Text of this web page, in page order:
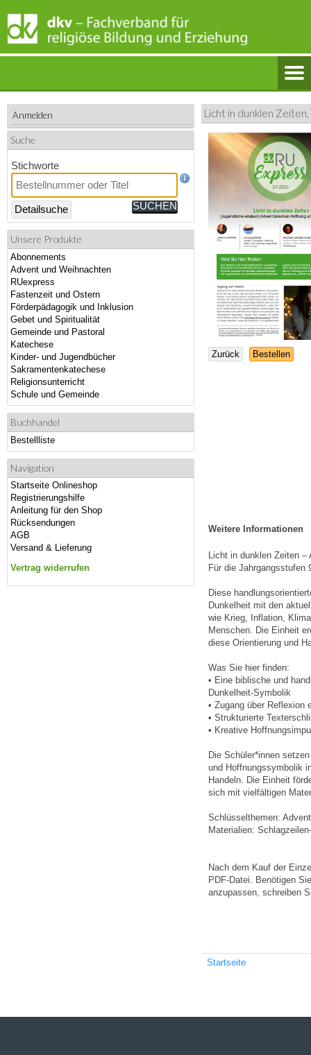
Anmelden
Suche
Stichworte
Detailsuche
Unsere Produkte
Abonnements
Advent und Weihnachten
RUexpress
Fastenzeit und Ostern
Förderpädagogik und Inklusion
Gebet und Spiritualität
Gemeinde und Pastoral
Katechese
Kinder- und Jugendbücher
Sakramentenkatechese
Religionsunterricht
Schule und Gemeinde
Buchhandel
Bestellliste
Navigation
Startseite Onlineshop
Registrierungshilfe
Anleitung für den Shop
Rücksendungen
AGB
Versand & Lieferung
Vertrag widerrufen
Licht in dunklen
Zurück Bestellen
Weitere Informationen
Licht in dunklen Zeiten –
Für die Jahrgangsstufen
Diese
Dunkelheit mit den
wie Krieg, Inflation,
Menschen. Die Einheit
diese Orientierung und
Was Sie hier finden:
• Eine biblische und
Dunkelheit-Symbolik
• Zugang über Reflexion
• Strukturierte
• Kreative
Die Schüler*innen
und Hoffnungssymbolik
Handeln. Die Einheit
sich mit vielfältigen
Schlüsselthemen:
Materialien:
Nach dem Kauf der
PDF-Datei. Benötigen
anzupassen, schreiben
Startseite